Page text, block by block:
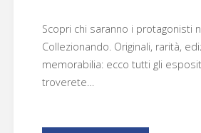
Scopri chi saranno i protagonisti
Collezionando. Originali, rarità,
memorabilia: ecco tutti gli
troverete…